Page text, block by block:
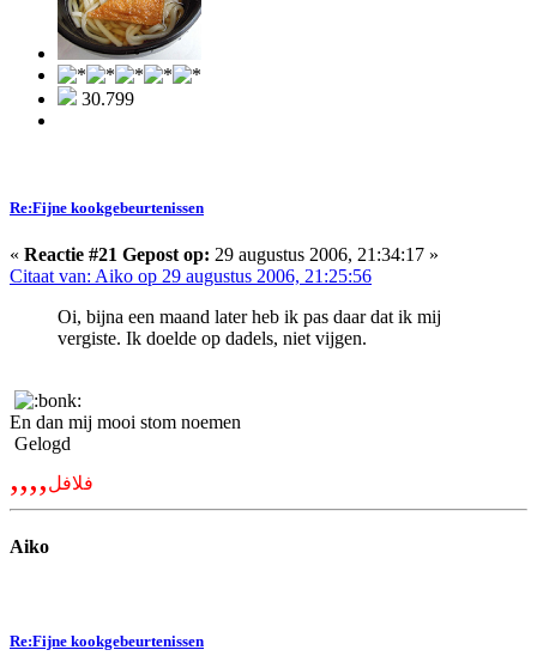
30.799
Re:Fijne kookgebeurtenissen
« Reactie #21 Gepost op: 29 augustus 2006, 21:34:17 »
Citaat van: Aiko op 29 augustus 2006, 21:25:56
Oi, bijna een maand later heb ik pas daar dat ik mij
vergiste. Ik doelde op dadels, niet vijgen.
En dan mij mooi stom noemen
Gelogd
,,,,فلافل
Aiko
Re:Fijne kookgebeurtenissen